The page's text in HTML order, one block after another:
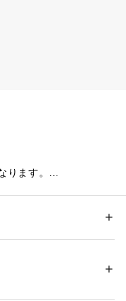
ます。
所により、商品一点ご